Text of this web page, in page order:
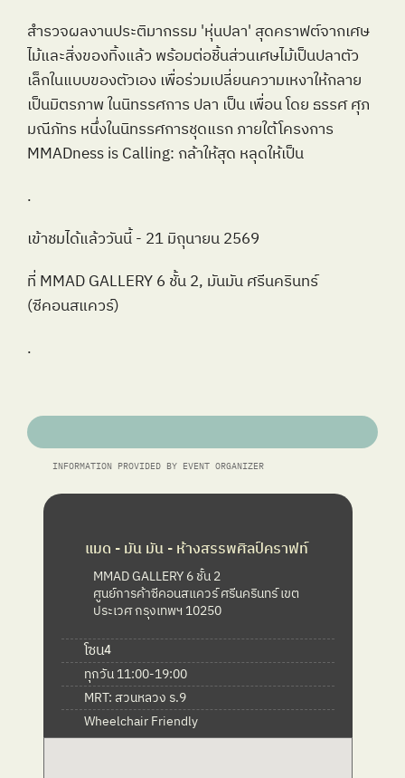
สำรวจผลงานประติมากรรม 'หุ่นปลา' สุดคราฟต์จากเศษ
ไม้และสิ่งของทิ้งแล้ว พร้อมต่อชิ้นส่วนเศษไม้เป็นปลาตัว
เล็กในแบบของตัวเอง เพื่อร่วมเปลี่ยนความเหงาให้กลาย
เป็นมิตรภาพ ในนิทรรศการ ปลา เป็น เพื่อน โดย ธรรศ ศุภ
มณีภัทร หนึ่งในนิทรรศการชุดแรก ภายใต้โครงการ
MMADness is Calling: กล้าให้สุด หลุดให้เป็น
.
เข้าชมได้แล้ววันนี้ - 21 มิถุนายน 2569
ที่ MMAD GALLERY 6 ชั้น 2, มันมัน ศรีนครินทร์
(ซีคอนสแควร์)
.
INFORMATION PROVIDED BY EVENT ORGANIZER
แมด - มัน มัน - ห้างสรรพศิลป์คราฟท์
MMAD GALLERY 6 ชั้น 2
ศูนย์การค้าซีคอนสแควร์ ศรีนครินทร์ เขต
ประเวศ กรุงเทพฯ 10250
โซน4
ทุกวัน 11:00-19:00
MRT: สวนหลวง ร.9
Wheelchair Friendly